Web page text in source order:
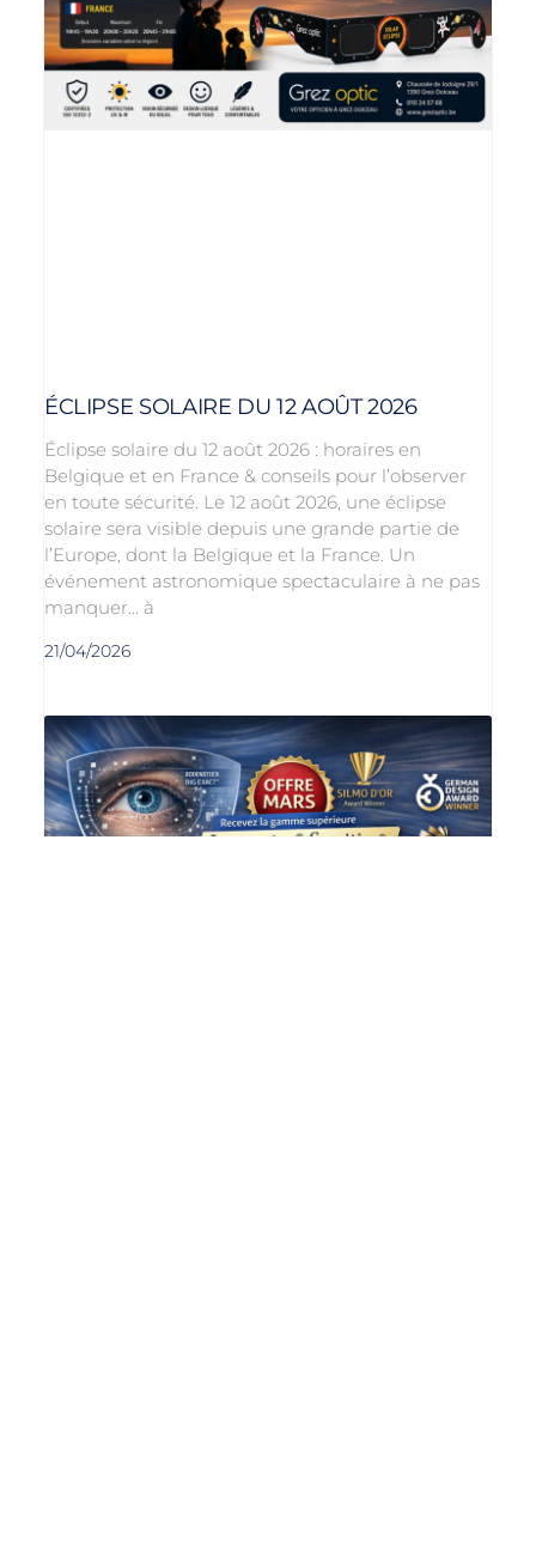
ÉCLIPSE SOLAIRE DU 12 AOÛT 2026
Éclipse solaire du 12 août 2026 : horaires en
Belgique et en France & conseils pour l’observer
en toute sécurité. Le 12 août 2026, une éclipse
solaire sera visible depuis une grande partie de
l’Europe, dont la Belgique et la France. Un
événement astronomique spectaculaire à ne pas
manquer… à
21/04/2026